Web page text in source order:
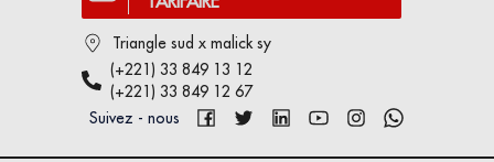
Triangle sud x malick sy
(+221) 33 849 13 12
(+221) 33 849 12 67
Suivez - nous